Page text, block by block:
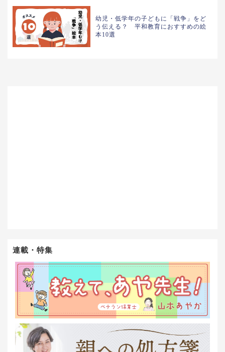
幼児・低学年の子どもに「戦争」をど
う伝える？ 平和教育におすすめの絵
本10選
連載・特集